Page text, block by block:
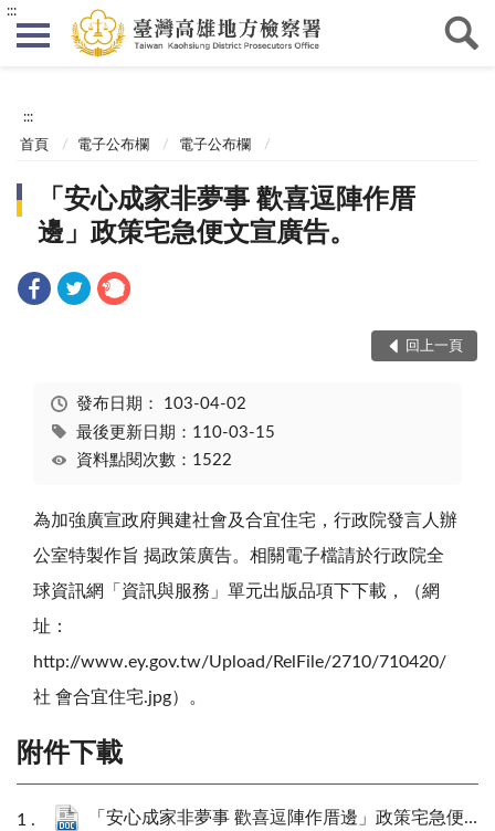
:::
:::
首頁 電子公布欄 電子公布欄
「安心成家非夢事 歡喜逗陣作厝
邊」政策宅急便文宣廣告。
回上一頁
發布日期： 103-04-02
最後更新日期：110-03-15
資料點閱次數：1522
為加強廣宣政府興建社會及合宜住宅，行政院發言人辦
公室特製作旨 揭政策廣告。相關電子檔請於行政院全
球資訊網「資訊與服務」單元出版品項下下載，（網
址：
http://www.ey.gov.tw/Upload/RelFile/2710/710420/
社 會合宜住宅.jpg）。
附件下載
「安心成家非夢事 歡喜逗陣作厝邊」政策宅急便文宣廣告（附件）.docx